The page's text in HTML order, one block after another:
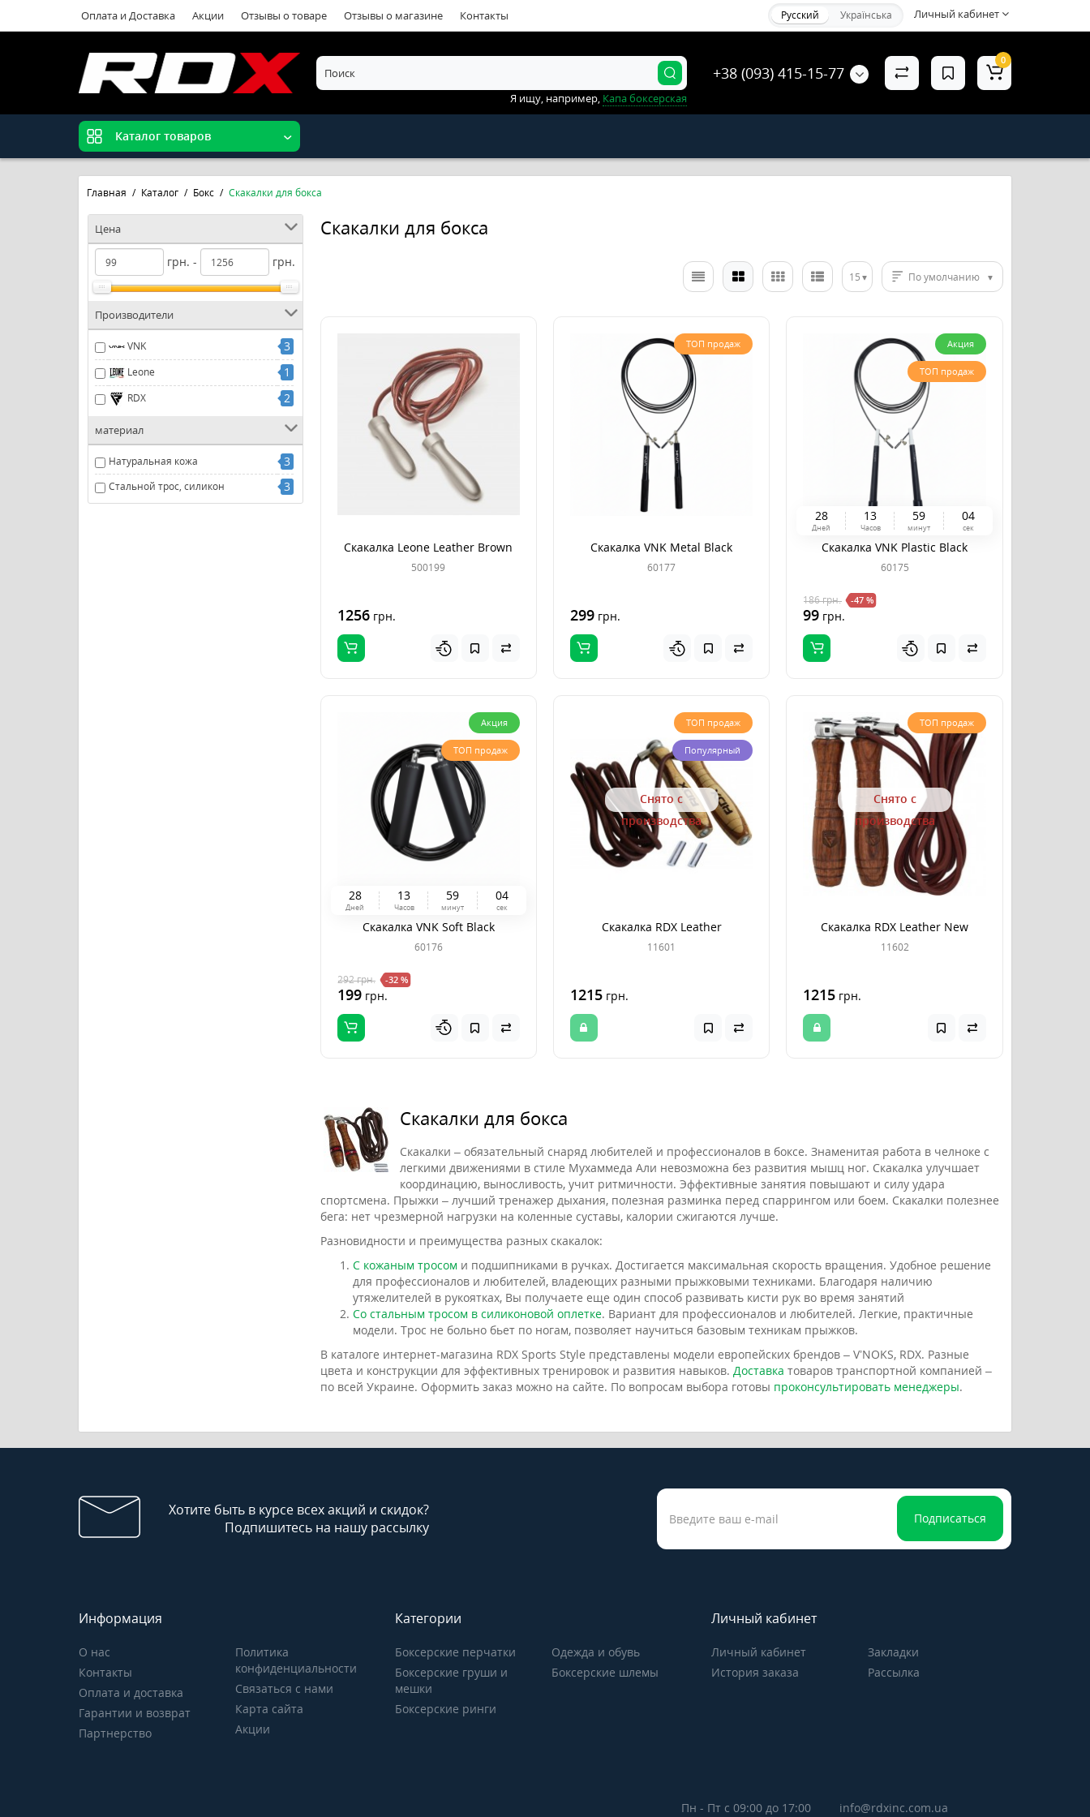
Оплата и Доставка Акции Отзывы о товаре Отзывы о магазине Контакты Личный кабинет
Русский Українська
+38 (093) 415-15-77
Я ищу, например, Капа боксерская
0
Каталог товаров
Главная Каталог Бокс Скакалки для бокса
Цена
грн. - грн.
Производители
VNK 3
Leone 1
RDX 2
материал
Натуральная кожа 3
Стальной трос, силикон 3
Скакалки для бокса
15 По умолчанию
Скакалка Leone Leather Brown
500199
1256грн.
ТОП продаж
Скакалка VNK Metal Black
60177
299грн.
Акция
ТОП продаж
28
Дней
13
Часов
59
минут
03
сек
Скакалка VNK Plastic Black
60175
186грн. -47 %
99 грн.
Акция
ТОП продаж
28
Дней
13
Часов
59
минут
03
сек
Скакалка VNK Soft Black
60176
292грн. -32 %
199грн.
ТОП продаж
Популярный
Снято с
производства
Скакалка RDX Leather
11601
1215грн.
ТОП продаж
Снято с
производства
Скакалка RDX Leather New
11602
1215 грн.
Скакалки для бокса
Скакалки – обязательный снаряд любителей и профессионалов в боксе. Знаменитая работа в челноке с
легкими движениями в стиле Мухаммеда Али невозможна без развития мышц ног. Скакалка улучшает
координацию, выносливость, учит ритмичности. Эффективные занятия повышают и силу удара
спортсмена. Прыжки – лучший тренажер дыхания, полезная разминка перед спаррингом или боем. Скакалки полезнее
бега: нет чрезмерной нагрузки на коленные суставы, калории сжигаются лучше.
Разновидности и преимущества разных скакалок:
С кожаным тросом и подшипниками в ручках. Достигается максимальная скорость вращения. Удобное решение
для профессионалов и любителей, владеющих разными прыжковыми техниками. Благодаря наличию
утяжелителей в рукоятках, Вы получаете еще один способ развивать кисти рук во время занятий
Со стальным тросом в силиконовой оплетке. Вариант для профессионалов и любителей. Легкие, практичные
модели. Трос не больно бьет по ногам, позволяет научиться базовым техникам прыжков.
В каталоге интернет-магазина RDX Sports Style представлены модели европейских брендов – V’NOKS, RDX. Разные
цвета и конструкции для эффективных тренировок и развития навыков. Доставка товаров транспортной компанией –
по всей Украине. Оформить заказ можно на сайте. По вопросам выбора готовы проконсультировать менеджеры.
Хотите быть в курсе всех акций и скидок?
Подпишитесь на нашу рассылку
Подписаться
Информация
О нас
Контакты
Оплата и доставка
Гарантии и возврат
Партнерство
Политика
конфиденциальности
Связаться с нами
Карта сайта
Акции
Категории
Боксерские перчатки
Боксерские груши и
мешки
Боксерские ринги
Одежда и обувь
Боксерские шлемы
Личный кабинет
Личный кабинет
История заказа
Закладки
Рассылка
Пн - Пт с 09:00 до 17:00 info@rdxinc.com.ua